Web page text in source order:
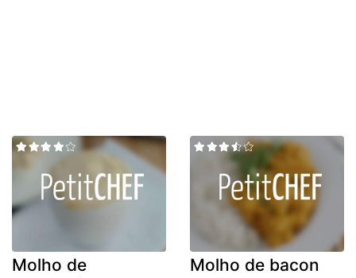
Molho de
Molho de bacon